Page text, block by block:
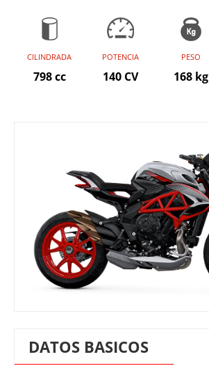
CILINDRADA
798 cc
POTENCIA
140 CV
PESO
168 kg
DATOS BASICOS